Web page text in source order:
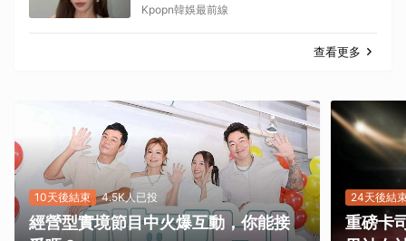
Kpopn韓娛最前線
查看更多
10天後結束 4.5K人已投
經營型實境節目中火爆互動，你能接
24天後結
重磅卡